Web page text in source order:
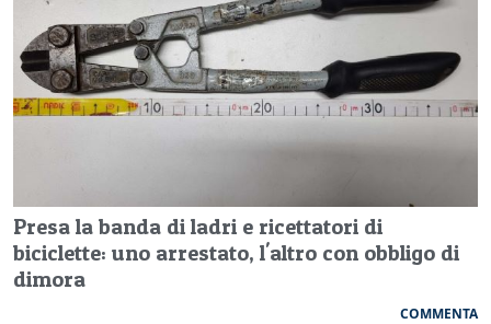
Presa la banda di ladri e ricettatori di
biciclette: uno arrestato, l'altro con obbligo di
dimora
COMMENTA